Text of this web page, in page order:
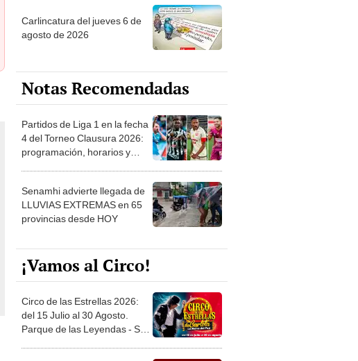
Carlincatura del jueves 6 de
agosto de 2026
Notas Recomendadas
Partidos de Liga 1 en la fecha
4 del Torneo Clausura 2026:
programación, horarios y
Senamhi advierte llegada de
LLUVIAS EXTREMAS en 65
provincias desde HOY
¡Vamos al Circo!
Circo de las Estrellas 2026:
del 15 Julio al 30 Agosto.
Parque de las Leyendas - San